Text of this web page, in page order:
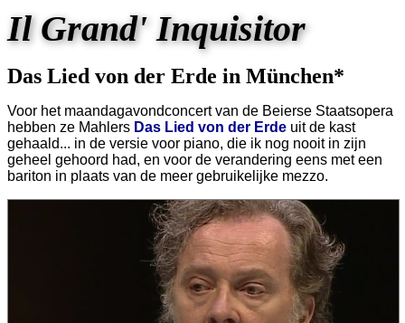
Il Grand' Inquisitor
Das Lied von der Erde in München*
Voor het maandagavondconcert van de Beierse Staatsopera
hebben ze Mahlers Das Lied von der Erde uit de kast
gehaald... in de versie voor piano, die ik nog nooit in zijn
geheel gehoord had, en voor de verandering eens met een
bariton in plaats van de meer gebruikelijke mezzo.